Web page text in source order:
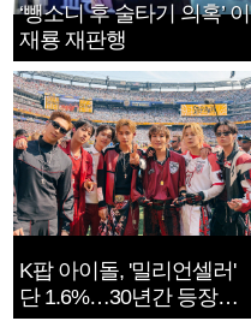
‘뺑소니 후 술타기 의혹’ 이
재룡 재판행
K팝 아이돌, '밀리언셀러'
단 1.6%…30년간 등장